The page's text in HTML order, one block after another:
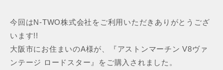
今回はN-TWO株式会社をご利用いただきありがとうござ
います!!
大阪市にお住まいのA様が、『アストンマーチン V8ヴァ
ンテージ ロードスター』をご購入されました。